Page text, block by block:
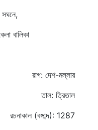
রাগ: দেশ-মল্লার
তাল: ত্রিতাল
রচনাকাল (বঙ্গাব্দ): 1287